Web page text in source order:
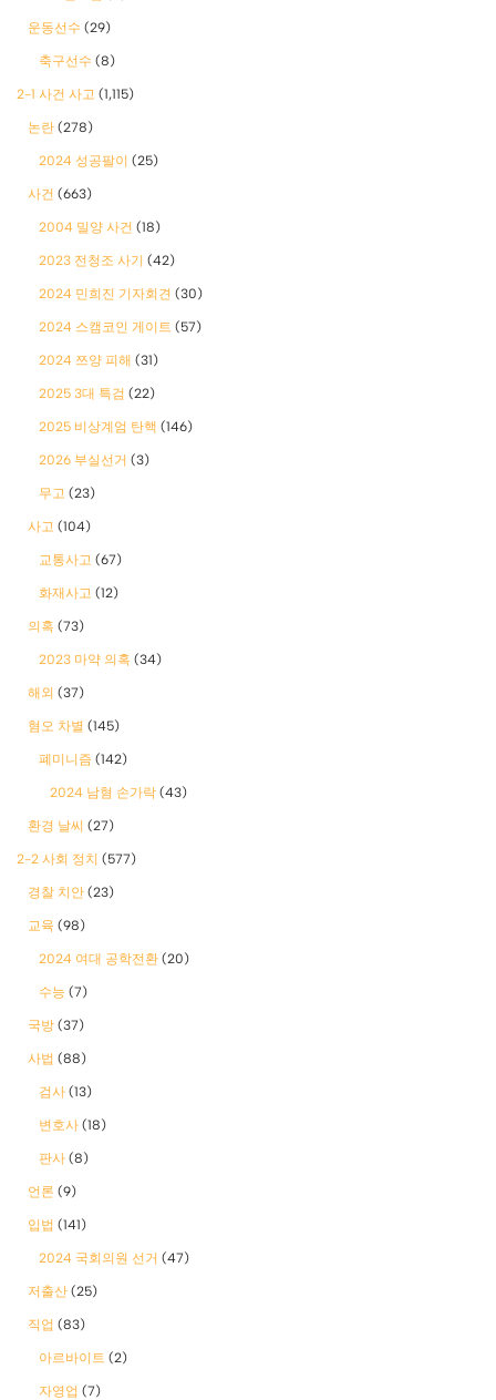
운동선수 (29)
축구선수 (8)
2-1 사건 사고 (1,115)
논란 (278)
2024 성공팔이 (25)
사건 (663)
2004 밀양 사건 (18)
2023 전청조 사기 (42)
2024 민희진 기자회견 (30)
2024 스캠코인 게이트 (57)
2024 쯔양 피해 (31)
2025 3대 특검 (22)
2025 비상계엄 탄핵 (146)
2026 부실선거 (3)
무고 (23)
사고 (104)
교통사고 (67)
화재사고 (12)
의혹 (73)
2023 마약 의혹 (34)
해외 (37)
혐오 차별 (145)
폐미니즘 (142)
2024 남혐 손가락 (43)
환경 날씨 (27)
2-2 사회 정치 (577)
경찰 치안 (23)
교육 (98)
2024 여대 공학전환 (20)
수능 (7)
국방 (37)
사법 (88)
검사 (13)
변호사 (18)
판사 (8)
언론 (9)
입법 (141)
2024 국회의원 선거 (47)
저출산 (25)
직업 (83)
아르바이트 (2)
자영업 (7)